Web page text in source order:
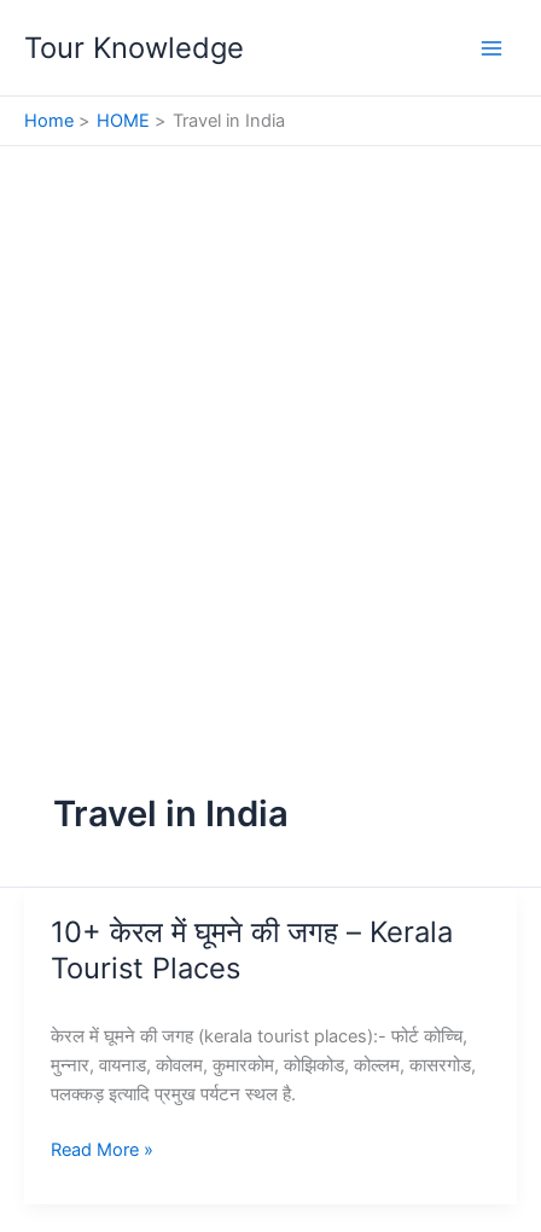
Tour Knowledge
Home HOME Travel in India
Travel in India
10+ केरल में घूमने की जगह – Kerala
Tourist Places
केरल में घूमने की जगह (kerala tourist places):- फोर्ट कोच्चि,
मुन्नार, वायनाड, कोवलम, कुमारकोम, कोझिकोड, कोल्लम, कासरगोड,
पलक्कड़ इत्यादि प्रमुख पर्यटन स्थल है.
10+
Read More »